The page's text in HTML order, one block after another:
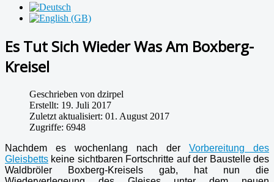
Es Tut Sich Wieder Was Am Boxberg-
Kreisel
Geschrieben von dzirpel
Erstellt: 19. Juli 2017
Zuletzt aktualisiert: 01. August 2017
Zugriffe: 6948
Nachdem es wochenlang nach der Vorbereitung des
Gleisbetts keine sichtbaren Fortschritte auf der Baustelle des
Waldbröler Boxberg-Kreisels gab, hat nun die